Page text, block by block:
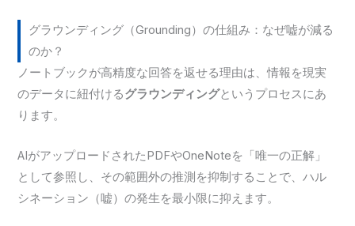
グラウンディング（Grounding）の仕組み：なぜ嘘が減る
のか？
ノートブックが高精度な回答を返せる理由は、情報を現実
のデータに紐付けるグラウンディングというプロセスにあ
ります。
AIがアップロードされたPDFやOneNoteを「唯一の正解」
として参照し、その範囲外の推測を抑制することで、ハル
シネーション（嘘）の発生を最小限に抑えます。